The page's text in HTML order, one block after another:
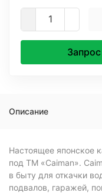
Описание
Настоящее японское
под ТМ «Caiman».
в быту для откачки
подвалов, гаражей,